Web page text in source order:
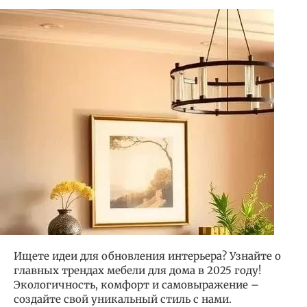
Ищете идеи для обновления интерьера? Узнайте о
главных трендах мебели для дома в 2025 году!
Экологичность, комфорт и самовыражение –
создайте свой уникальный стиль с нами.